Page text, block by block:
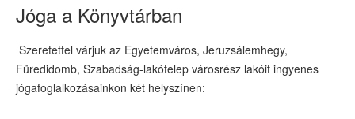
Jóga a Könyvtárban
Szeretettel várjuk az Egyetemváros, Jeruzsálemhegy,
Füredidomb, Szabadság-lakótelep városrész lakóit ingyenes
jógafoglalkozásainkon két helyszínen: